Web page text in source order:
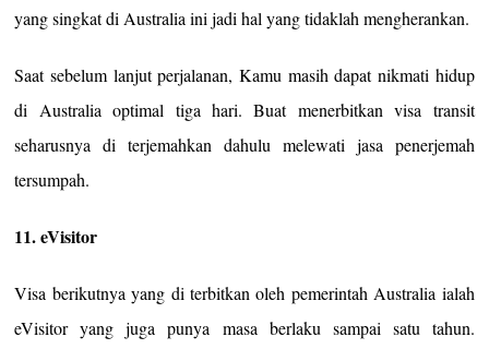
yang singkat di Australia ini jadi hal yang tidaklah mengherankan.
Saat sebelum lanjut perjalanan, Kamu masih dapat nikmati hidup
di Australia optimal tiga hari. Buat menerbitkan visa transit
seharusnya di terjemahkan dahulu melewati jasa penerjemah
tersumpah.
11. eVisitor
Visa berikutnya yang di terbitkan oleh pemerintah Australia ialah
eVisitor yang juga punya masa berlaku sampai satu tahun.